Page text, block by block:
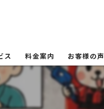
ス 料金案内 お客様の声